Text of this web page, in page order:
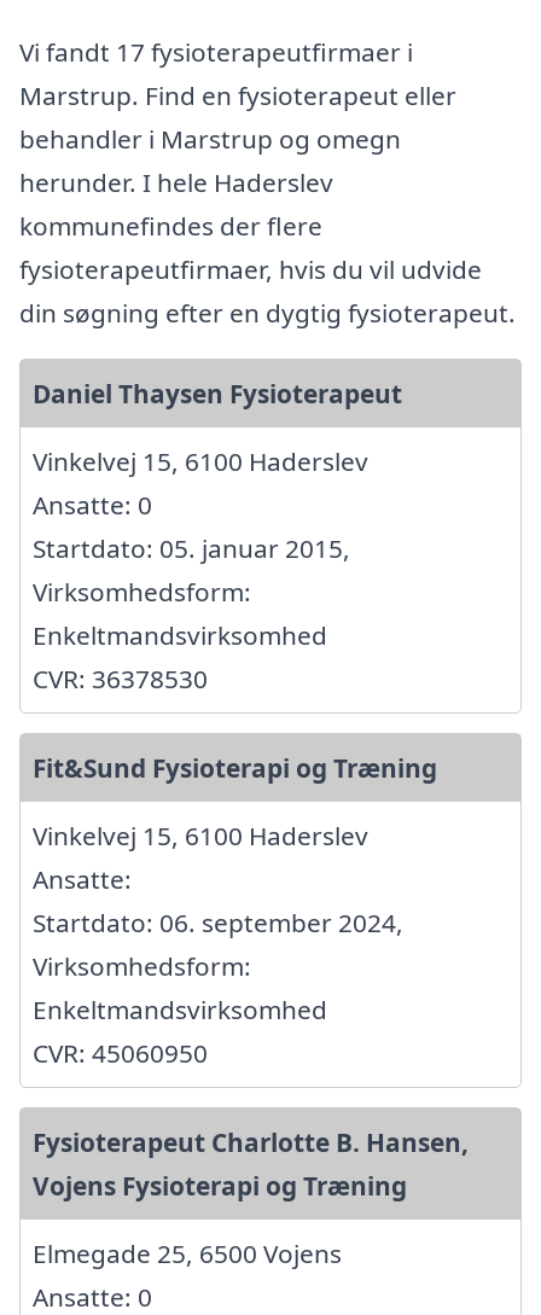
Vi fandt 17 fysioterapeutfirmaer i
Marstrup. Find en fysioterapeut eller
behandler i Marstrup og omegn
herunder. I hele Haderslev
kommunefindes der flere
fysioterapeutfirmaer, hvis du vil udvide
din søgning efter en dygtig fysioterapeut.
Daniel Thaysen Fysioterapeut
Vinkelvej 15, 6100 Haderslev
Ansatte: 0
Startdato: 05. januar 2015,
Virksomhedsform:
Enkeltmandsvirksomhed
CVR: 36378530
Fit&Sund Fysioterapi og Træning
Vinkelvej 15, 6100 Haderslev
Ansatte:
Startdato: 06. september 2024,
Virksomhedsform:
Enkeltmandsvirksomhed
CVR: 45060950
Fysioterapeut Charlotte B. Hansen,
Vojens Fysioterapi og Træning
Elmegade 25, 6500 Vojens
Ansatte: 0